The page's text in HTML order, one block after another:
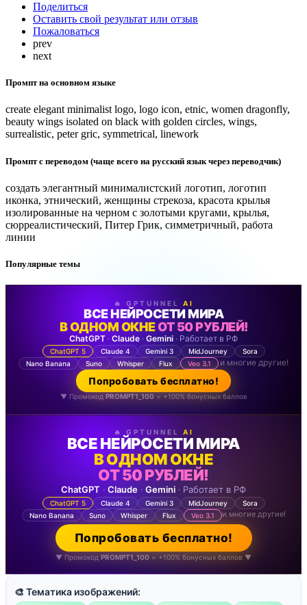
Поделиться
Оставить свой результат или отзыв
Пожаловаться
prev
next
Промпт на основном языке
create elegant minimalist logo, logo icon, etnic, women dragonfly,
beauty wings isolated on black with golden circles, wings,
surrealistic, peter gric, symmetrical, linework
Промпт с переводом (чаще всего на русский язык через переводчик)
создать элегантный минималистский логотип, логотип
иконка, этнический, женщины стрекоза, красота крылья
изолированные на черном с золотыми кругами, крылья,
сюрреалистический, Питер Грик, симметричный, работа
линии
Популярные темы
🔥 GPTUNNEL AI
ВСЕ НЕЙРОСЕТИ МИРА
В ОДНОМ ОКНЕОТ 50 РУБЛЕЙ!
ChatGPT · Claude · Gemini · Работает в РФ
ChatGPT 5 Claude 4 Gemini 3 MidJourney
Sora
Nano Banana
Suno Whisper Flux Veo 3.1 и многие другие!
Попробовать бесплатно!
▼ Промокод PROMPT1_100= +100% бонусных баллов
🔥 GPTUNNEL AI
ВСЕ НЕЙРОСЕТИ МИРА
В ОДНОМ ОКНЕ
ОТ 50 РУБЛЕЙ!
ChatGPT · Claude · Gemini · Работает в РФ
ChatGPT 5 Claude 4 Gemini 3 MidJourney
Sora
Nano Banana
Suno Whisper Flux Veo 3.1 и многие другие!
Попробовать бесплатно!
▼ Промокод PROMPT1_100 = +100% бонусных баллов ▼
🎨 Тематика изображений: